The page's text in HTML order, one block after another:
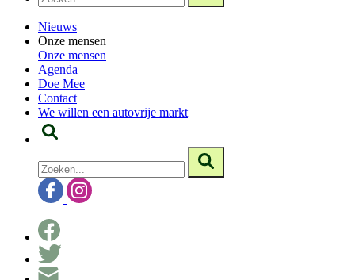
Nieuws
Onze mensen
Onze mensen
Agenda
Doe Mee
Contact
We willen een autovrije markt